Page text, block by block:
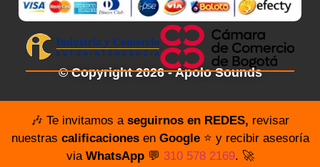
© Copyright 2026 - Apolo Sounds
🎶 Te invitamos a seguirnos en REDES, revisar
nuestras calificacionesen Google⭐️ y recibir asesoría
via WhatsApp💬 310 578 2169. 🚀